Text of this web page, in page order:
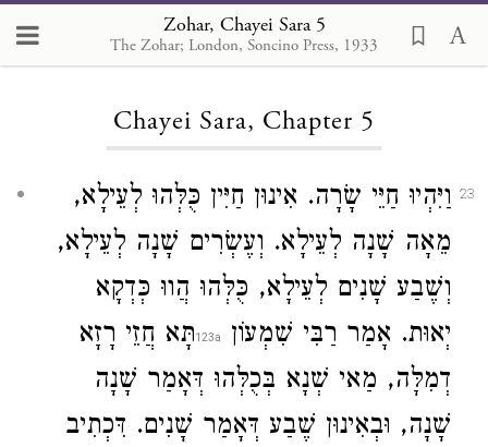
Zohar, Chayei Sara 5
The Zohar; London, Soncino Press, 1933
Loading...
Chayei Sara, Chapter 5
23 וַיִּהְיוּ חַיֵּי שָׂרָה. אִינוּן חַיִּין כֻּלְּהוּ לְעֵילָא,
מֵאָה שָׁנָה לְעֵילָא. וְעֶשְׂרִים שָׁנָה לְעֵילָא,
וְשֶׁבַע שָׁנִים לְעֵילָא, כֻּלְּהוּ הֲווּ כְּדְקָא
יְאוּת. אָמַר רַבִּי שִׁמְעוֹן
תָּא חֲזֵי רָזָא
דְמִלָּה, מַאי שְׁנָא בְּכֻלְּהוּ דְּאָמַר שָׁנָה
שָׁנָה, וּבְאִינוּן שֶׁבַע דְּאָמַר שָׁנִים. דִּכְתִיב